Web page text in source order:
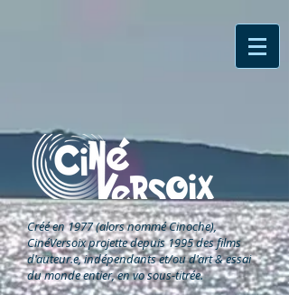
Créé en 1977 (alors nommé Cinoche),
CinéVersoixprojette depuis 1995 des films
d'auteur.e, indépendants et/ou d'art & essai
du monde entier, en vo sous-titrée.